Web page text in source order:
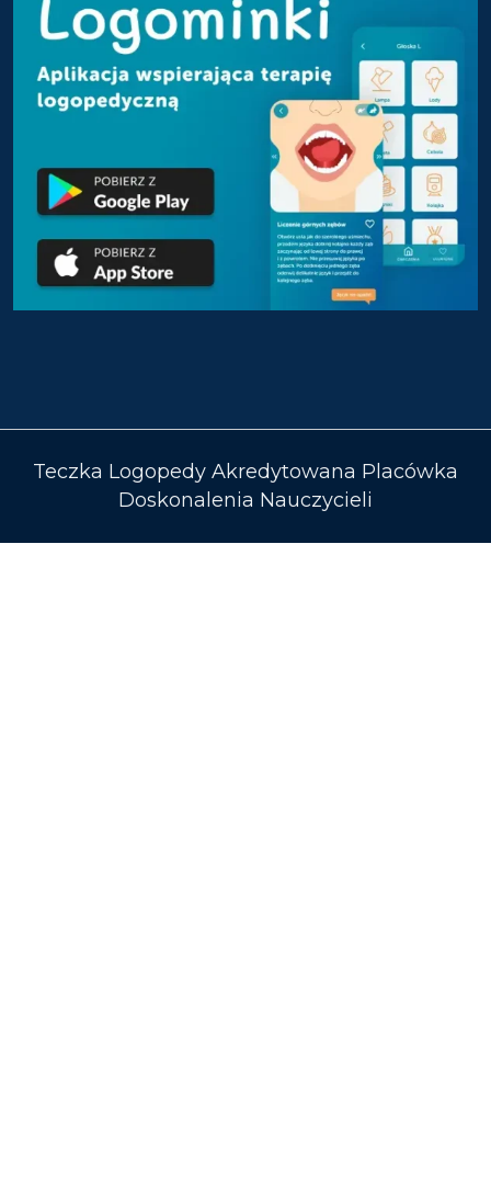
Teczka Logopedy Akredytowana Placówka
Doskonalenia Nauczycieli